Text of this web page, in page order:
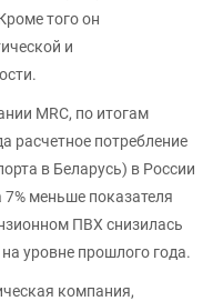
того он
и
MRC, по итогам
расчетное потребление
в Беларусь) в России
меньше показателя
ПВХ снизилась
уровне прошлого года.
компания,